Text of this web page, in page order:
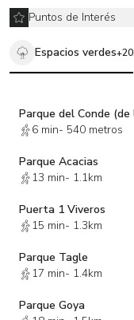
Puntos de Interés
Espacios verdes+20
6 min- 540 metros
Parque Acacias
13 min- 1.1km
Puerta 1 Viveros
15 min- 1.3km
Parque Tagle
17 min- 1.4km
Parque Goya